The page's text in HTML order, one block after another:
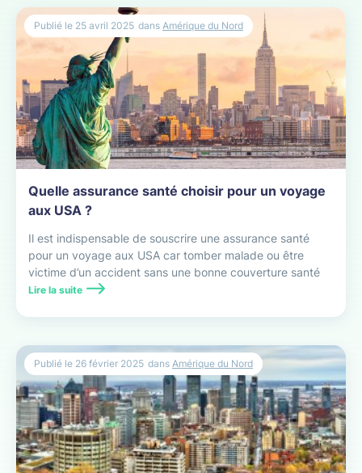
Quelle assurance santé choisir pour un voyage
aux USA ?
Il est indispensable de souscrire une assurance santé
pour un voyage aux USA car tomber malade ou être
victime d’un accident sans une bonne couverture santé
peut vite se transformer en gouffre financier.
Lire la suite
Publié le 25 avril 2025 dans Amérique du Nord
Publié le 26 février 2025 dans Amérique du Nord